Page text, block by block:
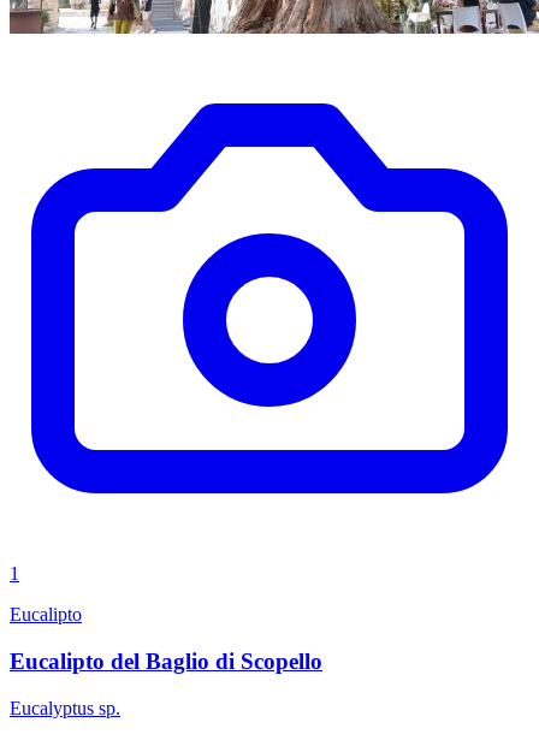
1
Eucalipto
Eucalipto del Baglio di Scopello
Eucalyptus sp.